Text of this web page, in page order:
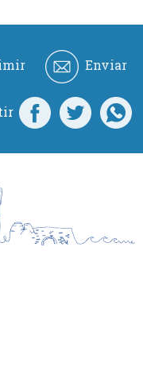
Enviar